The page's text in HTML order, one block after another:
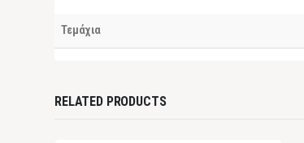
Τεμάχια
RELATED PRODUCTS